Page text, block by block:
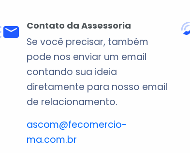
Contato da Assessoria
Se você precisar, também
pode nos enviar um email
contando sua ideia
diretamente para nosso email
de relacionamento.
ascom@fecomercio-
ma.com.br